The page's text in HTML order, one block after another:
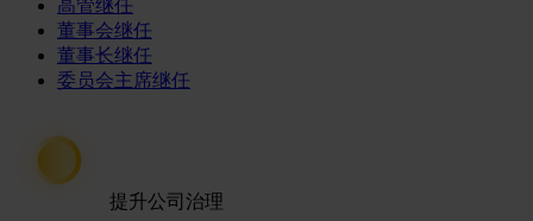
高管继任
董事会继任
董事长继任
委员会主席继任
提升公司治理